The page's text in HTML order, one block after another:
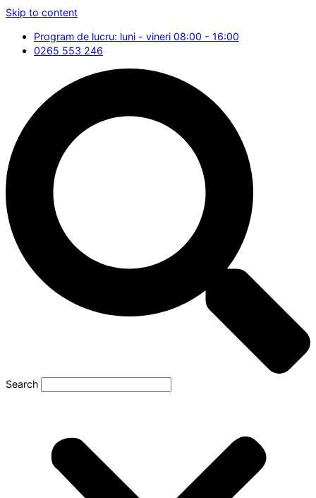
Skip to content
Program de lucru: luni - vineri 08:00 - 16:00
0265 553 246
Search